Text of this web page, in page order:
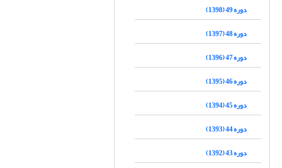
دوره 49 (1398)
دوره 48 (1397)
دوره 47 (1396)
دوره 46 (1395)
دوره 45 (1394)
دوره 44 (1393)
دوره 43 (1392)